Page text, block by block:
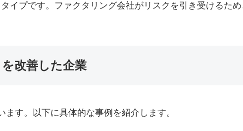
イプです。ファクタリング会社がリスクを引き受けるた
改善した企業
す。以下に具体的な事例を紹介します。